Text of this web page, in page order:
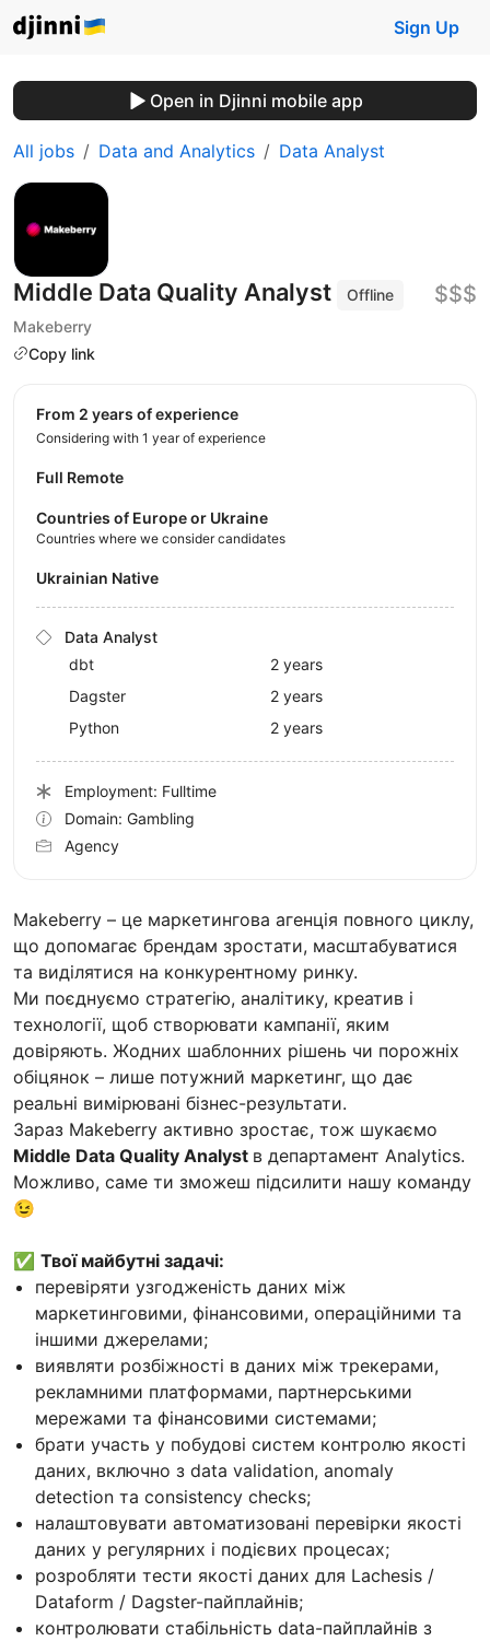
Sign Up
Open in Djinni mobile app
All jobs Data and Analytics Data Analyst
Middle Data Quality Analyst
Offline
Makeberry
Copy link
$$$
Makeberry – це маркетингова агенція повного циклу,
що допомагає брендам зростати, масштабуватися
та виділятися на конкурентному ринку.
Ми поєднуємо стратегію, аналітику, креатив і
технології, щоб створювати кампанії, яким
довіряють. Жодних шаблонних рішень чи порожніх
обіцянок – лише потужний маркетинг, що дає
реальні вимірювані бізнес-результати.
Зараз Makeberry активно зростає, тож шукаємо
Middle Data Quality Analyst в департамент Analytics.
Можливо, саме ти зможеш підсилити нашу команду
😉
✅ Твої майбутні задачі:
перевіряти узгодженість даних між
маркетинговими, фінансовими, операційними та
іншими джерелами;
виявляти розбіжності в даних між трекерами,
рекламними платформами, партнерськими
мережами та фінансовими системами;
брати участь у побудові систем контролю якості
даних, включно з data validation, anomaly
detection та consistency checks;
налаштовувати автоматизовані перевірки якості
даних у регулярних і подієвих процесах;
розробляти тести якості даних для Lachesis /
Dataform / Dagster-пайплайнів;
контролювати стабільність data-пайплайнів з
from 2 years of experience
Considering with 1 year of experience
Full Remote
Countries of Europe or Ukraine
Countries where we consider candidates
Ukrainian Native
Data Analyst
dbt
2 years
Dagster
2 years
Python
2 years
Employment: Fulltime
Domain: Gambling
Agency